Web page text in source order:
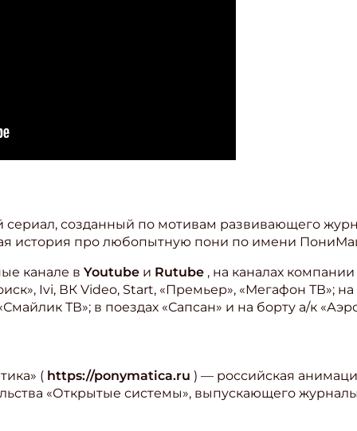
созданный по мотивам развивающего
история про любопытную пони по имени
канале в Youtube и Rutube , на каналах
Ivi, ВК Video, Start, «Премьер», «Мегафон ТВ»; на
ТВ»; в поездах «Сапсан» и на борту а/к
( https://ponymatica.ru ) — российская
«Открытые системы», выпускающего